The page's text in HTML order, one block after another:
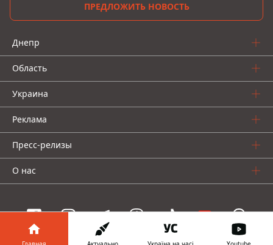
ПРЕДЛОЖИТЬ НОВОСТЬ
Днепр
Область
Украина
Реклама
Пресс-релизы
О нас